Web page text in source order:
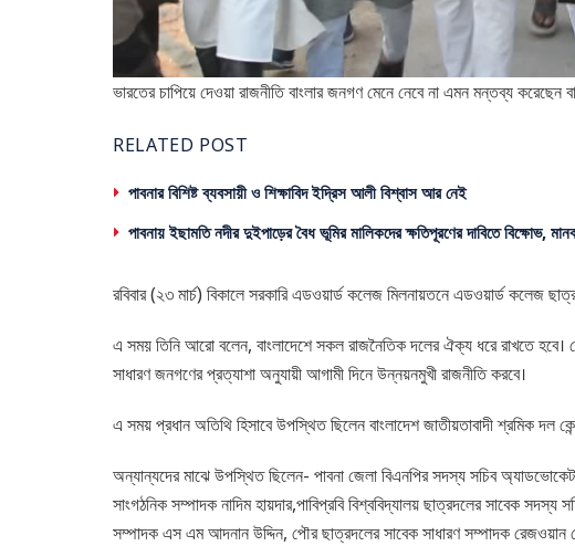
ভারতের চাপিয়ে দেওয়া রাজনীতি বাংলার জনগণ মেনে নেবে না এমন মন্তব্য করেছেন
RELATED POST
পাবনার বিশিষ্ট ব্যবসায়ী ও শিক্ষাবিদ ইদ্রিস আলী বিশ্বাস আর নেই
পাবনায় ইছামতি নদীর দুইপাড়ের বৈধ ভূমির মালিকদের ক্ষতিপূরণের দাবিতে বিক্ষোভ,
রবিবার (২৩ মার্চ) বিকালে সরকারি এডওয়ার্ড কলেজ মিলনায়তনে এডওয়ার্ড
এ সময় তিনি আরো বলেন, বাংলাদেশে সকল রাজনৈতিক দলের ঐক্য ধরে রাখতে হবে।
সাধারণ জনগণের প্রত্যাশা অনুযায়ী আগামী দিনে উন্নয়নমুখী রাজনীতি করবে।
এ সময় প্রধান অতিথি হিসাবে উপস্থিত ছিলেন বাংলাদেশ জাতীয়তাবাদী শ্রমিক দল
অন্যান্যদের মাঝে উপস্থিত ছিলেন- পাবনা জেলা বিএনপির সদস্য সচিব অ্যাডভোকেট
সাংগঠনিক সম্পাদক নাদিম হায়দার,পাবিপ্রবি বিশ্ববিদ্যালয় ছাত্রদলের সাবেক
সম্পাদক এস এম আদনান উদ্দিন, পৌর ছাত্রদলের সাবেক সাধারণ সম্পাদক